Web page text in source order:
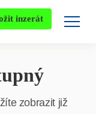
inzerát
zobrazit již